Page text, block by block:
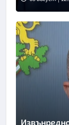
Снимка: бТВ